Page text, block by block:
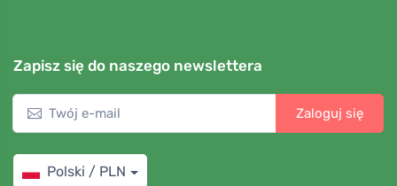
Zapisz się do naszego newslettera
Zaloguj się
Polski / PLN